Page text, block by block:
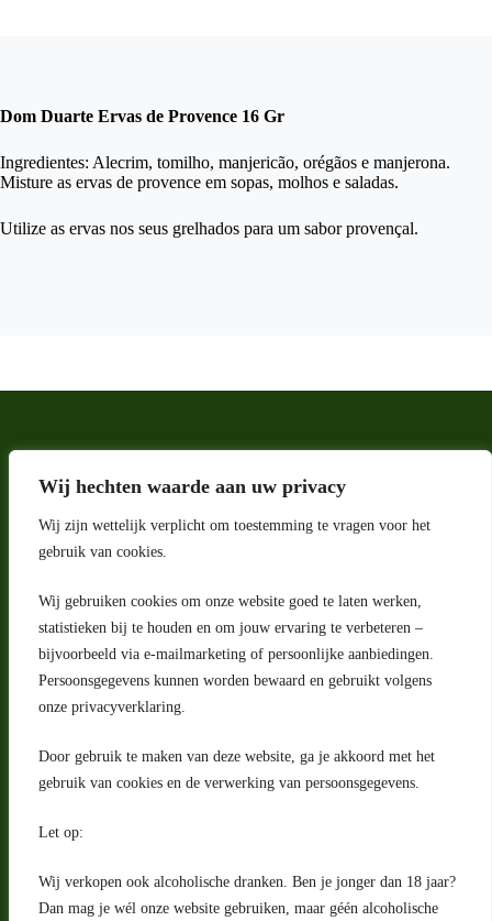
Wij hechten waarde aan uw privacy
Wij zijn wettelijk verplicht om toestemming te vragen voor het
gebruik van cookies.
Wij gebruiken cookies om onze website goed te laten werken,
statistieken bij te houden en om jouw ervaring te verbeteren –
bijvoorbeeld via e-mailmarketing of persoonlijke aanbiedingen.
Persoonsgegevens kunnen worden bewaard en gebruikt volgens
onze privacyverklaring.
Door gebruik te maken van deze website, ga je akkoord met het
gebruik van cookies en de verwerking van persoonsgegevens.
Let op:
Wij verkopen ook alcoholische dranken. Ben je jonger dan 18 jaar?
Dan mag je wél onze website gebruiken, maar géén alcoholische
Dom Duarte Ervas de Provence 16 Gr
Ingredientes: Alecrim, tomilho, manjericão, orégãos e manjerona.
Misture as ervas de provence em sopas, molhos e saladas.
Utilize as ervas nos seus grelhados para um sabor provençal.
Adres
Riga 4 E
2993 LW Barendrecht
Nederland
Contact
klantenservice@portugeseproducten.nl
Facebook
Herroepingsrecht